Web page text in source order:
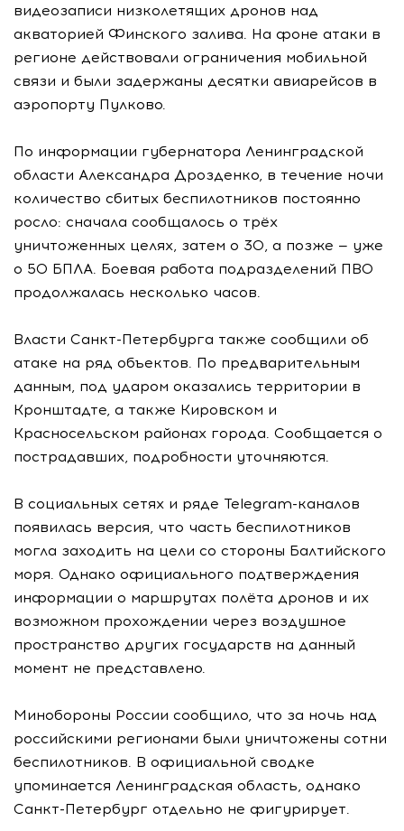
видеозаписи низколетящих дронов над
акваторией Финского залива. На фоне атаки в
регионе действовали ограничения мобильной
связи и были задержаны десятки авиарейсов в
аэропорту Пулково.
По информации губернатора Ленинградской
области Александра Дрозденко, в течение ночи
количество сбитых беспилотников постоянно
росло: сначала сообщалось о трёх
уничтоженных целях, затем о 30, а позже — уже
о 50 БПЛА. Боевая работа подразделений ПВО
продолжалась несколько часов.
Власти Санкт-Петербурга также сообщили об
атаке на ряд объектов. По предварительным
данным, под ударом оказались территории в
Кронштадте, а также Кировском и
Красносельском районах города. Сообщается о
пострадавших, подробности уточняются.
В социальных сетях и ряде Telegram-каналов
появилась версия, что часть беспилотников
могла заходить на цели со стороны Балтийского
моря. Однако официального подтверждения
информации о маршрутах полёта дронов и их
возможном прохождении через воздушное
пространство других государств на данный
момент не представлено.
Минобороны России сообщило, что за ночь над
российскими регионами были уничтожены сотни
беспилотников. В официальной сводке
упоминается Ленинградская область, однако
Санкт-Петербург отдельно не фигурирует.